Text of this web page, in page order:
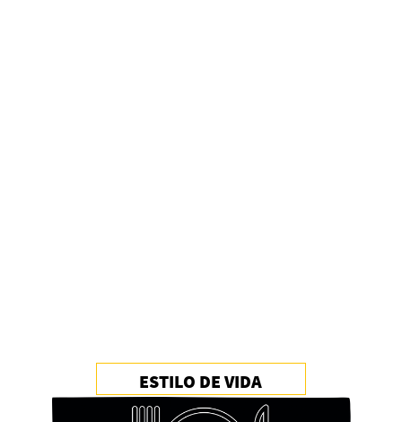
ESTILO DE VIDA